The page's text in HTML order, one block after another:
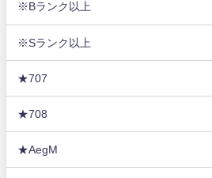
※Bランク以上
※Sランク以上
★707
★708
★AegM